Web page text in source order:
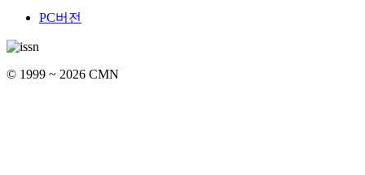
PC버전
© 1999 ~ 2026 CMN